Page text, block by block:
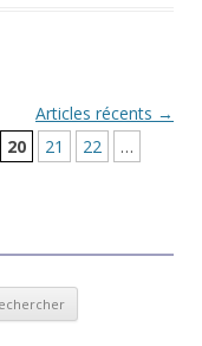
Articles récents →
20 21 22
…